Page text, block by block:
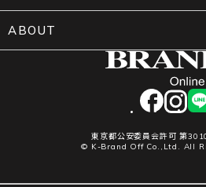
facebookinstagram
LINE
東京都公安委員会許可 第
© K-Brand Off Co.,Ltd. All
ABOUT